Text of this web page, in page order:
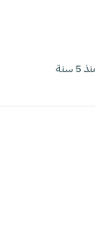
5 سنة